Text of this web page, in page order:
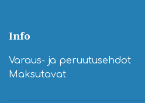
Info
Varaus- ja peruutusehdot
Maksutavat